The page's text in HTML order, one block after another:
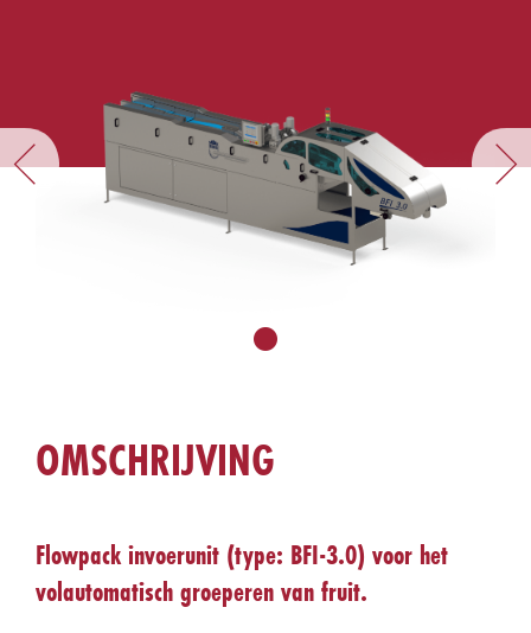
OMSCHRIJVING
Flowpack invoerunit (type: BFI-3.0) voor het
volautomatisch groeperen van fruit.